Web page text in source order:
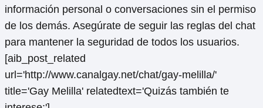
información personal o conversaciones sin el permiso
de los demás. Asegúrate de seguir las reglas del chat
para mantener la seguridad de todos los usuarios.
[aib_post_related
url='http://www.canalgay.net/chat/gay-melilla/'
title='Gay Melilla' relatedtext='Quizás también te